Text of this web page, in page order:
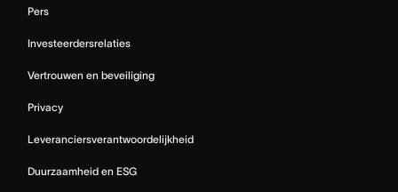
Pers
Investeerdersrelaties
Vertrouwen en beveiliging
Privacy
Leveranciersverantwoordelijkheid
Duurzaamheid en ESG